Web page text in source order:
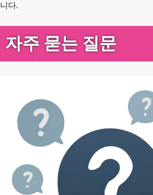
니다.
자주 묻는 질문